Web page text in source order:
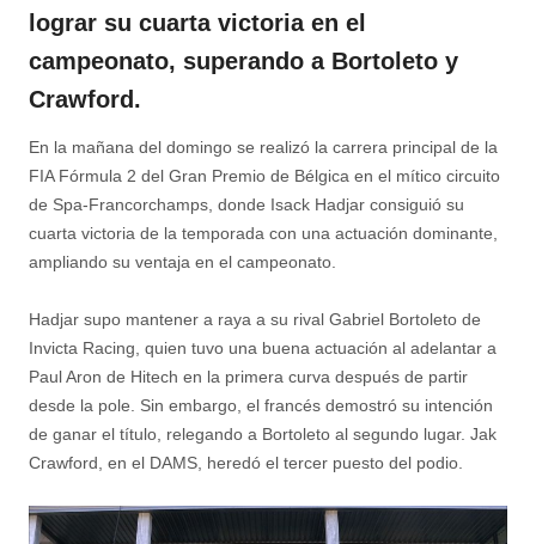
lograr su cuarta victoria en el
campeonato, superando a Bortoleto y
Crawford.
En la mañana del domingo se realizó la carrera principal de la
FIA Fórmula 2 del Gran Premio de Bélgica en el mítico circuito
de Spa-Francorchamps, donde Isack Hadjar consiguió su
cuarta victoria de la temporada con una actuación dominante,
ampliando su ventaja en el campeonato.
Hadjar supo mantener a raya a su rival Gabriel Bortoleto de
Invicta Racing, quien tuvo una buena actuación al adelantar a
Paul Aron de Hitech en la primera curva después de partir
desde la pole. Sin embargo, el francés demostró su intención
de ganar el título, relegando a Bortoleto al segundo lugar. Jak
Crawford, en el DAMS, heredó el tercer puesto del podio.